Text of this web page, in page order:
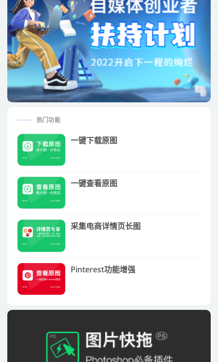
热门功能
一键下载原图
一键查看原图
采集电商详情页长图
Pinterest功能增强